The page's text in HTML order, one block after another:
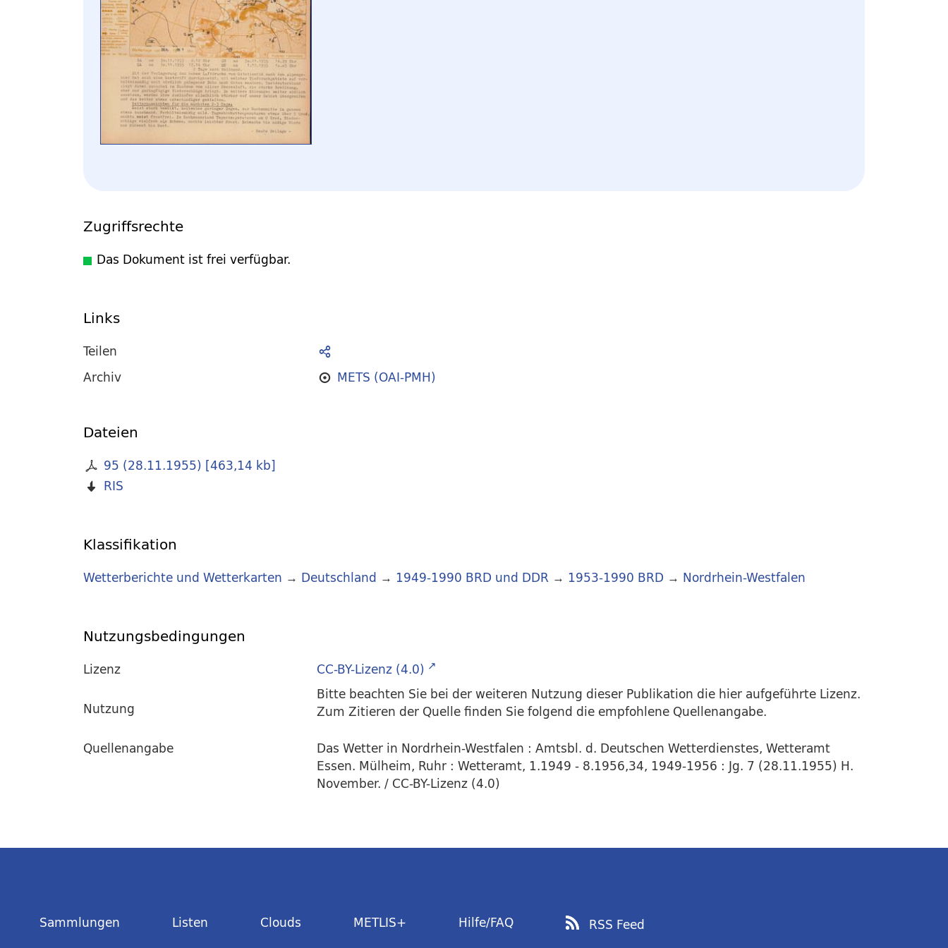
Zugriffsrechte
Das Dokument ist frei verfügbar.
Links
Teilen
Archiv
METS (OAI-PMH)
Dateien
95 (28.11.1955) [463,14 kb]
RIS
Klassifikation
Wetterberichte und Wetterkarten → Deutschland → 1949-1990 BRD und DDR → 1953-1990 BRD → Nordrhein-Westfalen
Nutzungsbedingungen
Lizenz
CC-BY-Lizenz (4.0)
Nutzung
Bitte beachten Sie bei der weiteren Nutzung dieser Publikation die hier aufgeführte Lizenz.
Zum Zitieren der Quelle finden Sie folgend die empfohlene Quellenangabe.
Quellenangabe
Das Wetter in Nordrhein-Westfalen : Amtsbl. d. Deutschen Wetterdienstes, Wetteramt
Essen. Mülheim, Ruhr : Wetteramt, 1.1949 - 8.1956,34, 1949-1956 : Jg. 7 (28.11.1955) H.
November. / CC-BY-Lizenz (4.0)
Sammlungen Listen Clouds METLIS+ Hilfe/FAQ RSS Feed